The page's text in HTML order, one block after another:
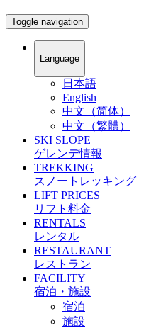
Toggle navigation
Language
日本語
English
中文（简体）
中文（繁體）
SKI SLOPE
ゲレンデ情報
TREKKING
スノートレッキング
LIFT PRICES
リフト料金
RENTALS
レンタル
RESTAURANT
レストラン
FACILITY
宿泊・施設
宿泊
施設